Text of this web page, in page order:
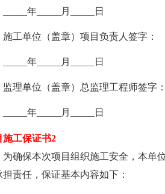
年_____月_____日
单位（盖章）项目负责人签字：
年_____月_____日
单位（盖章）总监理工程师签字：
年_____月_____日
施工保证书2
保本次项目组织施工安全，本单位
担责任，保证基本内容如下：